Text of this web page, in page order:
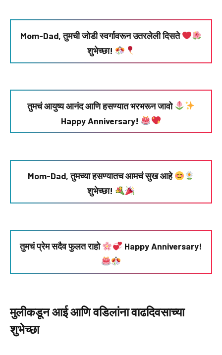
Mom-Dad, तुमची जोडी स्वर्गावरून उतरलेली दिसते
शुभेच्छा!
तुमचं आयुष्य आनंद आणि हसण्यात भरभरून जावो
Happy Anniversary!
Mom-Dad, तुमच्या हसण्यातच आमचं सुख आहे
शुभेच्छा!
तुमचं प्रेम सदैव फुलत राहो Happy Anniversary!
मुलीकडून आई आणि वडिलांना वाढदिवसाच्या
शुभेच्छा